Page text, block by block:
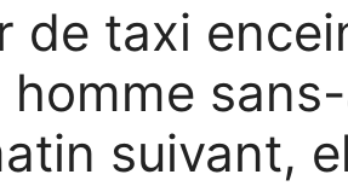
de taxi
suivant,